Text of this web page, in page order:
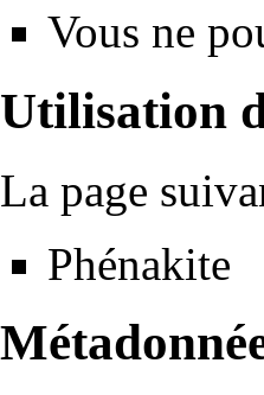
Vous ne
Utilisation
La page
Phénakite